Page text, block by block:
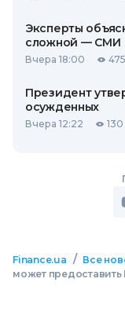
Эксперты
сложной — СМИ
Вчера 18:00 475
Президент
осужденных
Вчера 12:22 130
Finance.ua / Все
может предоставить